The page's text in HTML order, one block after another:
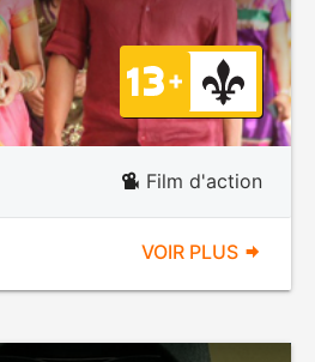
Film d'action
VOIR PLUS